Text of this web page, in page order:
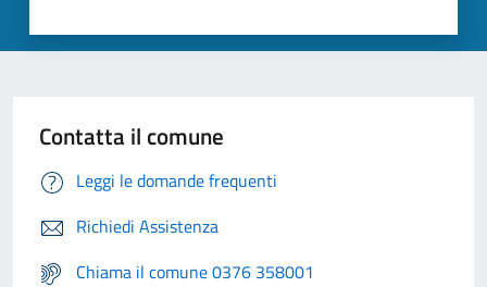
Contatta il comune
Leggi le domande frequenti
Richiedi Assistenza
Chiama il comune 0376 358001